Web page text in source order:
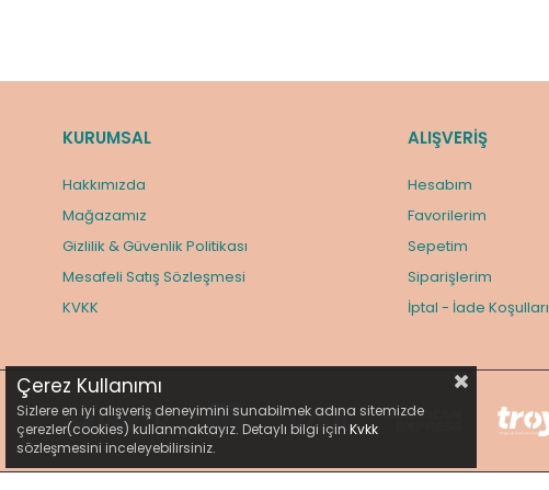
KURUMSAL
Hakkımızda
Mağazamız
Gizlilik & Güvenlik Politikası
Mesafeli Satış Sözleşmesi
KVKK
ALIŞVERİŞ
Hesabım
Favorilerim
Sepetim
Siparişlerim
İptal - İade Koşulları
Çerez Kullanımı
Sizlere en iyi alışveriş deneyimini sunabilmek adına sitemizde
çerezler(cookies) kullanmaktayız. Detaylı bilgi için Kvkk
sözleşmesini inceleyebilirsiniz.